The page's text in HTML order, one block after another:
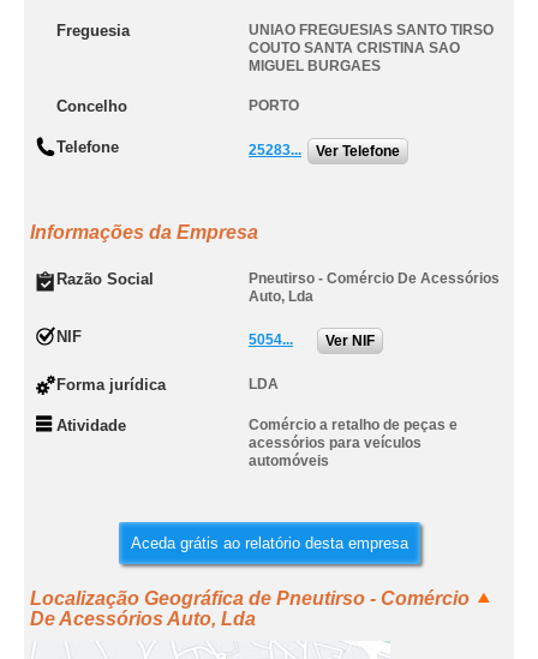
Freguesia
UNIAO FREGUESIAS SANTO TIRSO
COUTO SANTA CRISTINA SAO
MIGUEL BURGAES
Concelho PORTO
Telefone 25283... Ver Telefone
Informações da Empresa
Razão Social
Pneutirso - Comércio De Acessórios
Auto, Lda
NIF 5054... Ver NIF
Forma jurídica LDA
Atividade
Comércio a retalho de peças e
acessórios para veículos
automóveis
Aceda grátis ao relatório desta empresa
Localização Geográfica de Pneutirso - Comércio
De Acessórios Auto, Lda